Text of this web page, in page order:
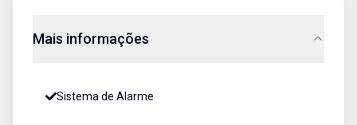
Mais informações
Sistema de Alarme